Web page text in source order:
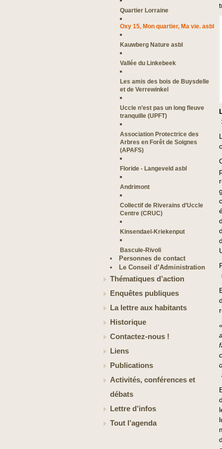
Quartier Lorraine
Oxy 15, Mon quartier, Ma vie. asbl
Kauwberg Nature asbl
Vallée du Linkebeek
Les amis des bois de Buysdelle
et de Verrewinkel
Uccle n’est pas un long fleuve
tranquille (UPFT)
Association Protectrice des
Arbres en Forêt de Soignes
(APAFS)
Floride - Langeveld asbl
Andrimont
Collectif de Riverains d’Uccle
Centre (CRUC)
Kinsendael-Kriekenput
Bascule-Rivoli
Personnes de contact
Le Conseil d’Administration
Thématiques d’action
Enquêtes publiques
La lettre aux habitants
Historique
Contactez-nous !
Liens
Publications
Activités, conférences et
débats
Lettre d’infos
Tout l’agenda